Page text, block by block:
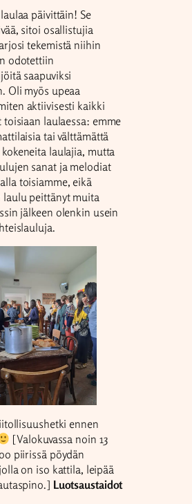
päivittäin! Se
sitoi osallistujia
tekemistä niihin
odotettiin
saapuviksi
Oli myös upeaa
aktiivisesti kaikki
toisiaan laulaessa: emme
tai välttämättä
kokeneita laulajia, mutta
sanat ja melodiat
toisiamme, eikä
laulu peittänyt muita
jälkeen olenkin usein
ennen
[Valokuvassa noin 13
piirissä pöydän
on iso kattila, leipää
Luotsaustaidot